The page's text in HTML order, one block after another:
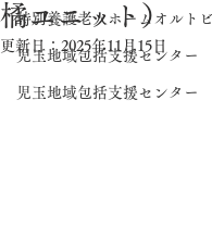
特別養護老人ホームオルト
児玉地域包括支援センター
児玉地域包括支援センター
橘ユニット）
更新日： 2025年11月15日